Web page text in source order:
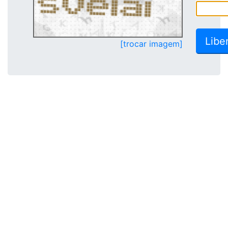
[trocar imagem]